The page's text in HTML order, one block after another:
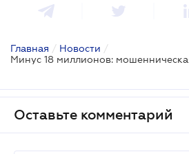
Главная / Новости /
Оставьте комментарий